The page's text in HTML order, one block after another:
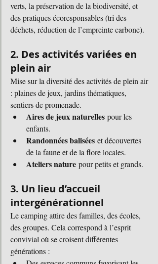
verts, la préservation de la biodiversité, et
des pratiques écoresponsables (tri des
déchets, réduction de l’empreinte carbone).
2. Des activités variées en
plein air
Mise sur la diversité des activités de plein air
: plaines de jeux, jardins thématiques,
sentiers de promenade.
Aires de jeux naturelles pour les
enfants.
Randonnées balisées et découvertes
de la faune et de la flore locales.
Ateliers nature pour petits et grands.
3. Un lieu d’accueil
intergénérationnel
Le camping attire des familles, des écoles,
des groupes. Cela correspond à l’esprit
convivial où se croisent différentes
générations :